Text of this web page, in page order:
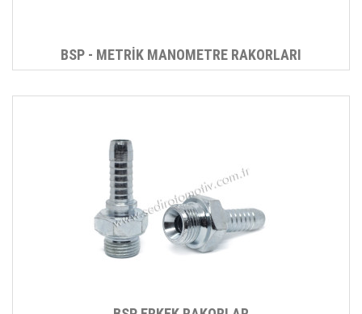
BSP - METRİK MANOMETRE RAKORLARI